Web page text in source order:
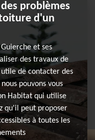
problèmes
d'un
et ses
des travaux de
de contacter des
pouvons vous
Habitat qui utilise
qu'il peut proposer
à toutes les